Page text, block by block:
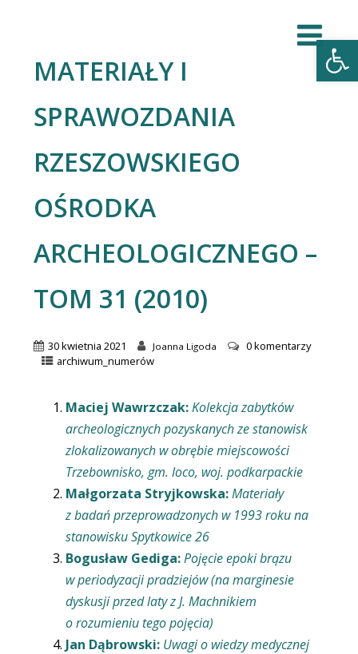
MATERIAŁY I
SPRAWOZDANIA
RZESZOWSKIEGO
OŚRODKA
ARCHEOLOGICZNEGO –
TOM 31 (2010)
30 kwietnia 2021 Joanna Ligoda
0 komentarzy
archiwum_numerów
Maciej Wawrzczak:Kolekcja zabytków
archeologicznych pozyskanych ze stanowisk
zlokalizowanych w obrębie miejscowości
Trzebownisko, gm. loco, woj. podkarpackie
Małgorzata Stryjkowska:Materiały
z badań przeprowadzonych w 1993 roku na
stanowisku Spytkowice 26
Bogusław Gediga:Pojęcie epoki brązu
w periodyzacji pradziejów (na marginesie
dyskusji przed laty z J. Machnikiem
o rozumieniu tego pojęcia)
Jan Dąbrowski: Uwagi o wiedzy medycznej